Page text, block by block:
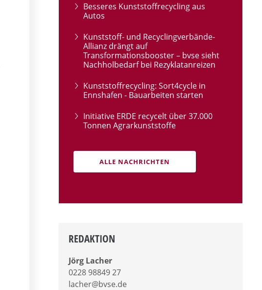
Besseres Kunststoffrecycling aus
Autos
Kunststoff- und Recyclingverbände-
Allianz drängt auf
Transformationsbooster – bvse sieht
Nachholbedarf bei Rezyklatanreizen
Kunststoffrecycling: Sort4cycle in
Ennshafen - Bauarbeiten starten
Initiative ERDE recycelt über 37.000
Tonnen Agrarkunststoffe
ALLE NACHRICHTEN
REDAKTION
Jörg Lacher
0228 98849 27
lacher@bvse.de